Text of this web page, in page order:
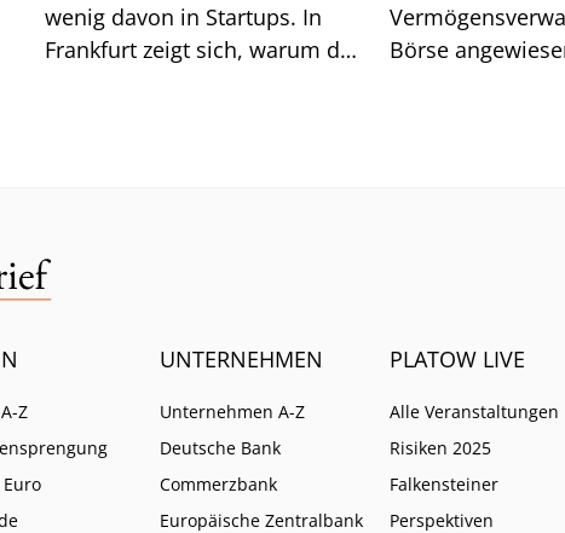
wenig davon in Startups. In
Frankfurt zeigt sich, warum das
Börse
Z
UNTERNEHMEN
Unternehmen A-Z
Deutsche Bank
Commerzbank
Europäische Zentralbank
PLATOW LIVE
Alle Veranstaltungen
Risiken 2025
Falkensteiner
Perspektiven